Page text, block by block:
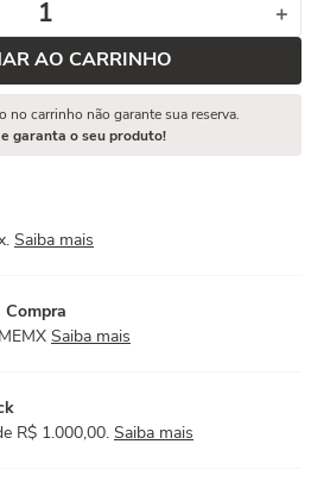
＋
AO CARRINHO
no carrinho não garante sua reserva.
garanta o seu produto!
Saiba mais
Compra
Saiba mais
R$ 1.000,00. Saiba mais